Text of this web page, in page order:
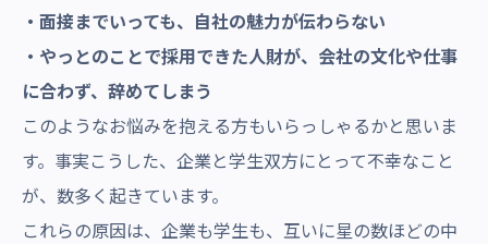
・面接までいっても、自社の魅力が伝わらない
・やっとのことで採用できた人財が、会社の文化や仕事
に合わず、辞めてしまう
このようなお悩みを抱える方もいらっしゃるかと思いま
す。事実こうした、企業と学生双方にとって不幸なこと
が、数多く起きています。
これらの原因は、企業も学生も、互いに星の数ほどの中